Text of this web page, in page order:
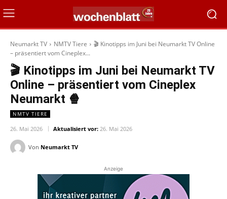
Neumarkt TV NMTV Tiere
🎬 Kinotipps im Juni bei Neumarkt TV Online
– präsentiert vom Cineplex...
🎬 Kinotipps im Juni bei Neumarkt TV
Online – präsentiert vom Cineplex
Neumarkt 🍿
NMTV TIERE
26. Mai 2026 Aktualisiert vor: 26. Mai 2026
Von Neumarkt TV
Anzeige